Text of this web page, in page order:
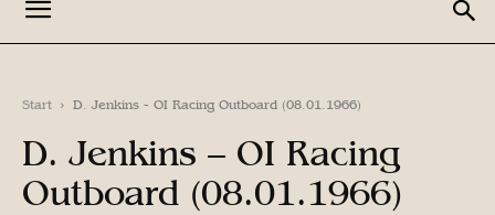
Start D. Jenkins - OI Racing Outboard (08.01.1966)
D. Jenkins – OI Racing
Outboard (08.01.1966)